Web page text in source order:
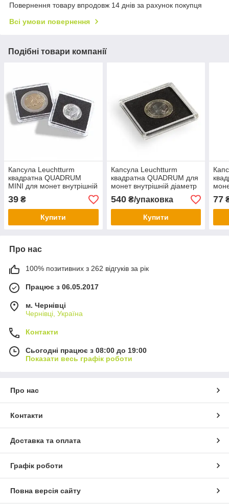
Повернення товару впродовж 14 днів за рахунок покупця
Всі умови повернення
Подібні товари компанії
Капсула Leuchtturm
квадратна QUADRUM
MINI для монет внутрішній
діаметр 27 мм.
39 ₴
Купити
Капсула Leuchtturm
квадратна QUADRUM для
монет внутрішній діаметр
21мм.
540₴/упаковка
Купити
77
Про нас
100% позитивних з 262 відгуків за рік
Працює з 06.05.2017
м. Чернівці
Чернівці, Україна
Контакти
Сьогодні працює з 08:00 до 19:00
Показати весь графік роботи
Про нас
Контакти
Доставка та оплата
Графік роботи
Повна версія сайту